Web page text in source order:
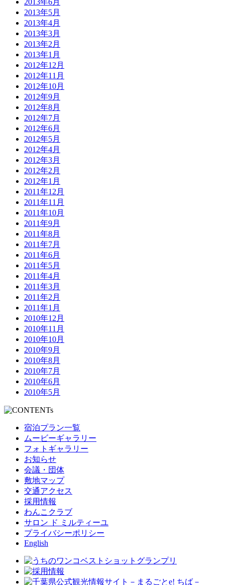
2013年5月
2013年4月
2013年3月
2013年2月
2013年1月
2012年12月
2012年11月
2012年10月
2012年9月
2012年8月
2012年7月
2012年6月
2012年5月
2012年4月
2012年3月
2012年2月
2012年1月
2011年12月
2011年11月
2011年10月
2011年9月
2011年8月
2011年7月
2011年6月
2011年5月
2011年4月
2011年3月
2011年2月
2011年1月
2010年12月
2010年11月
2010年10月
2010年9月
2010年8月
2010年7月
2010年6月
2010年5月
宿泊プラン一覧
ムービーギャラリー
フォトギャラリー
お知らせ
会議・団体
敷地マップ
交通アクセス
採用情報
わんこクラブ
サロン ド ミルティーユ
プライバシーポリシー
English